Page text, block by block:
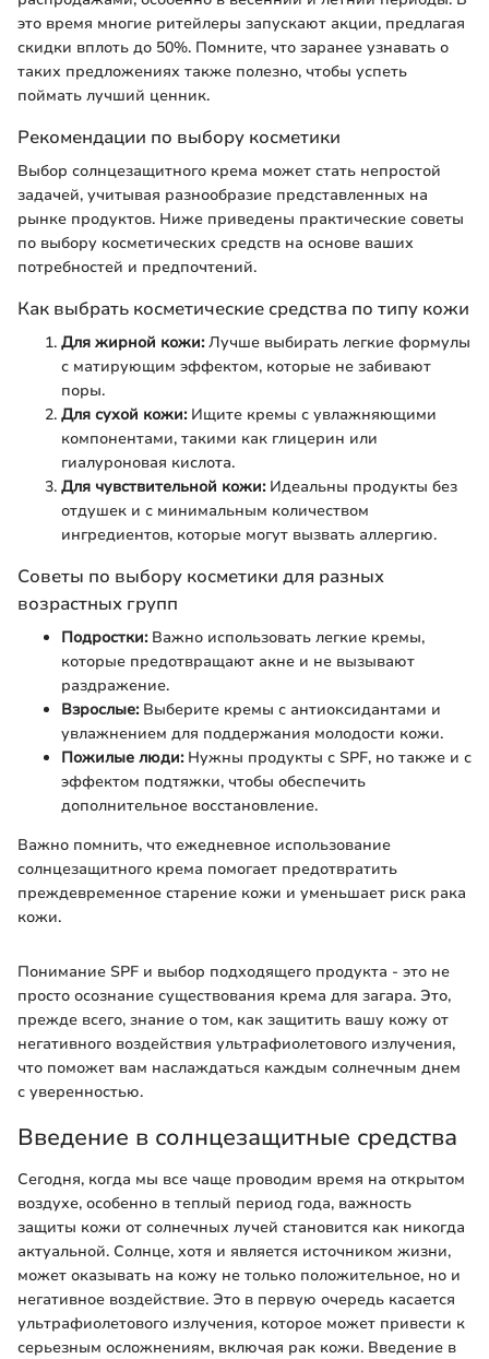
это время многие ритейлеры запускают акции, предлагая
скидки вплоть до 50%. Помните, что заранее узнавать о
таких предложениях также полезно, чтобы успеть
поймать лучший ценник.
Рекомендации по выбору косметики
Выбор солнцезащитного крема может стать непростой
задачей, учитывая разнообразие представленных на
рынке продуктов. Ниже приведены практические советы
по выбору косметических средств на основе ваших
потребностей и предпочтений.
Как выбрать косметические средства по типу кожи
Для жирной кожи:Лучше выбирать легкие формулы
с матирующим эффектом, которые не забивают
поры.
Для сухой кожи:Ищите кремы с увлажняющими
компонентами, такими как глицерин или
гиалуроновая кислота.
Для чувствительной кожи:Идеальны продукты без
отдушек и с минимальным количеством
ингредиентов, которые могут вызвать аллергию.
Советы по выбору косметики для разных
возрастных групп
Подростки:Важно использовать легкие кремы,
которые предотвращают акне и не вызывают
раздражение.
Взрослые:Выберите кремы с антиоксидантами и
увлажнением для поддержания молодости кожи.
Пожилые люди:Нужны продукты с SPF, но также и с
эффектом подтяжки, чтобы обеспечить
дополнительное восстановление.
Важно помнить, что ежедневное использование
солнцезащитного крема помогает предотвратить
преждевременное старение кожи и уменьшает риск рака
кожи.
Понимание SPF и выбор подходящего продукта - это не
просто осознание существования крема для загара. Это,
прежде всего, знание о том, как защитить вашу кожу от
негативного воздействия ультрафиолетового излучения,
что поможет вам наслаждаться каждым солнечным днем
с уверенностью.
Введение в солнцезащитные средства
Сегодня, когда мы все чаще проводим время на открытом
воздухе, особенно в теплый период года, важность
защиты кожи от солнечных лучей становится как никогда
актуальной. Солнце, хотя и является источником жизни,
может оказывать на кожу не только положительное, но и
негативное воздействие. Это в первую очередь касается
ультрафиолетового излучения, которое может привести к
серьезным осложнениям, включая рак кожи. Введение в